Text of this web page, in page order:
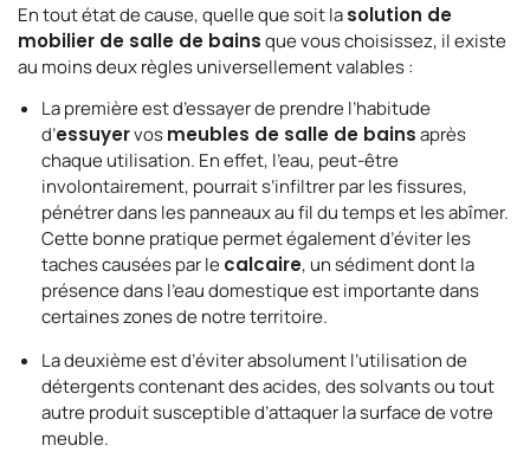
En tout état de cause, quelle que soit lasolution de
mobilier de salle de bainsque vous choisissez, il existe
au moins deux règles universellement valables :
La première est d’essayer de prendre l’habitude
d’essuyervosmeubles de salle de bainsaprès
chaque utilisation. En effet, l’eau, peut-être
involontairement, pourrait s’infiltrer par les fissures,
pénétrer dans les panneaux au fil du temps et les abîmer.
Cette bonne pratique permet également d’éviter les
taches causées par lecalcaire, un sédiment dont la
présence dans l’eau domestique est importante dans
certaines zones de notre territoire.
La deuxième est d’éviter absolument l’utilisation de
détergents contenant des acides, des solvants ou tout
autre produit susceptible d’attaquer la surface de votre
meuble.